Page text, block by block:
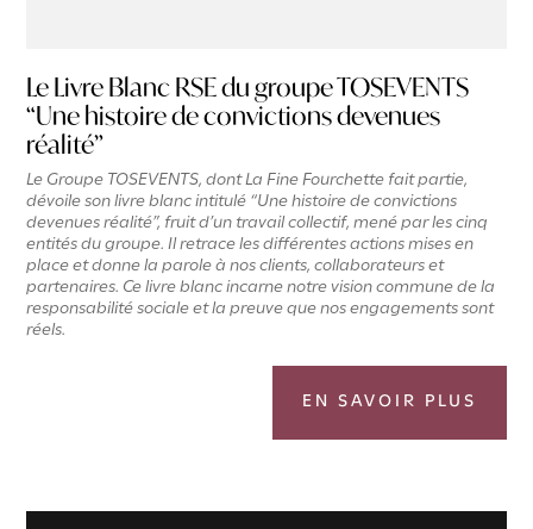
Le Livre Blanc RSE du groupe TOSEVENTS
“Une histoire de convictions devenues
réalité”
Le Groupe TOSEVENTS, dont La Fine Fourchette fait partie,
dévoile son livre blanc intitulé “Une histoire de convictions
devenues réalité”, fruit d’un travail collectif, mené par les cinq
entités du groupe. Il retrace les différentes actions mises en
place et donne la parole à nos clients, collaborateurs et
partenaires. Ce livre blanc incarne notre vision commune de la
responsabilité sociale et la preuve que nos engagements sont
réels.
EN SAVOIR PLUS